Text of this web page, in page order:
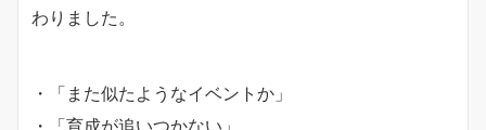
わりました。
・「また似たようなイベントか」
・「育成が追いつかない」